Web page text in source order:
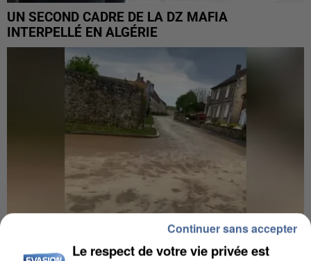
UN SECOND CADRE DE LA DZ MAFIA
INTERPELLÉ EN ALGÉRIE
Le respect de votre vie privée est
Continuer sans accepter